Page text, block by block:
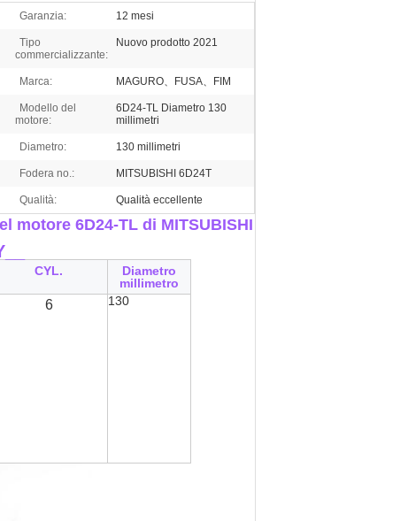
Garanzia: 12 mesi
Tipo
commercializzante:
Nuovo prodotto 2021
Marca: MAGURO、FUSA、FIM
Modello del
motore:
6D24-TL Diametro 130
millimetri
Diametro: 130 millimetri
Fodera no.: MITSUBISHI 6D24T
Qualità: Qualità eccellente
motore 6D24-TL di MITSUBISHI
CYL.
Diametro
millimetro
6 130